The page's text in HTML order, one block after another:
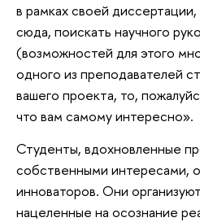
в рамках своей
сюда, поискать научного
(возможностей для этого
одного из преподавателей
вашего проекта, то,
что вам самому интересно».
Студенты, вдохновленные
собственными интересами,
инноваторов. Они
нацеленные на осознание